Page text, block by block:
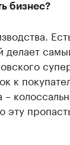
бизнес?
делает
к